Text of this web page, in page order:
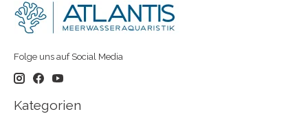
Folge uns auf Social Media
Kategorien